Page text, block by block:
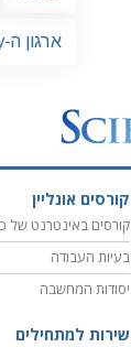
ארגון ה-Scientology טמפה
קורסים אונליין
קורסים באינטרנט של
בעיות העבודה
יסודות המחשבה
שירות למתחילים